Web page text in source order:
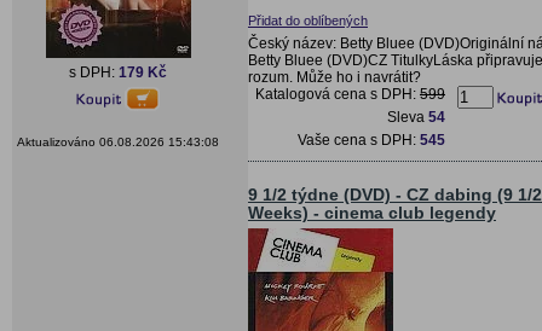
s DPH: 179 Kč
Aktualizováno 06.08.2026 15:43:08
Přidat do oblíbených
Český název: Betty Bluee (DVD)Originální
Betty Bluee (DVD)CZ TitulkyLáska
rozum. Může ho i navrátit?
Katalogová cena s DPH: 599
Sleva 54
Vaše cena s DPH: 545
9 1/2 týdne (DVD) - CZ dabing (9 1/2
Weeks) - cinema club legendy